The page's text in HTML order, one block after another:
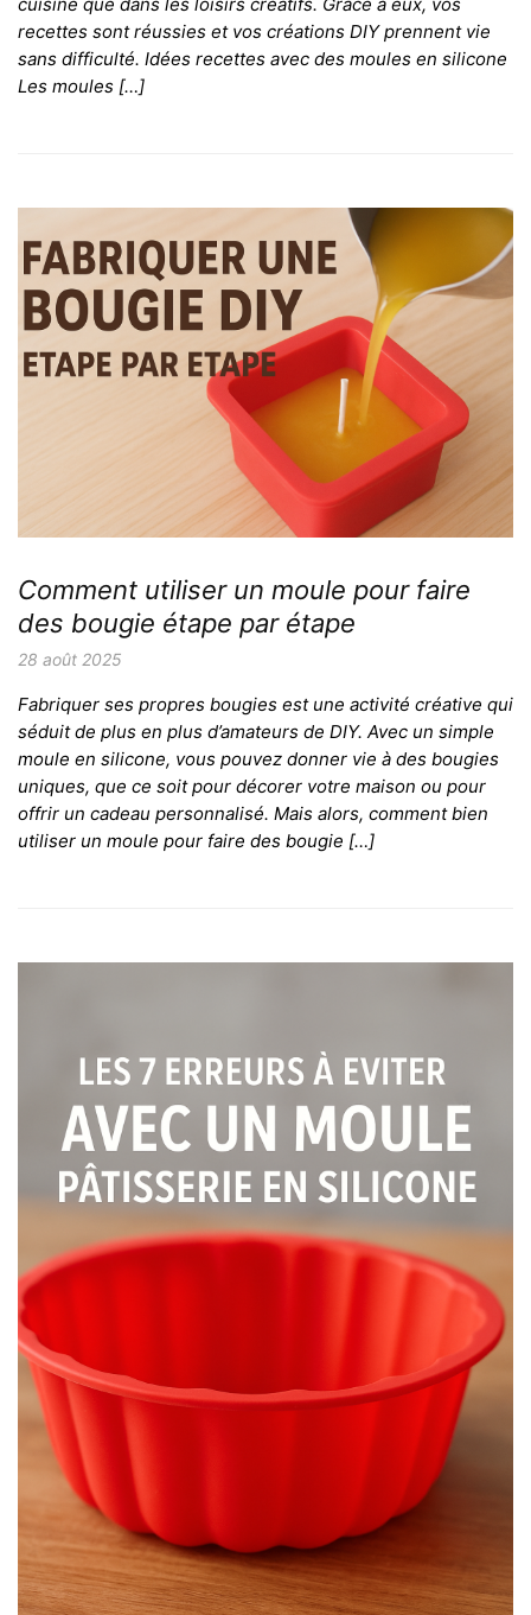
recettes sont réussies et vos créations DIY prennent vie
sans difficulté. Idées recettes avec des moules en silicone
Les moules […]
Comment utiliser un moule pour faire
des bougie étape par étape
28 août 2025
Fabriquer ses propres bougies est une activité créative qui
séduit de plus en plus d’amateurs de DIY. Avec un simple
moule en silicone, vous pouvez donner vie à des bougies
uniques, que ce soit pour décorer votre maison ou pour
offrir un cadeau personnalisé. Mais alors, comment bien
utiliser un moule pour faire des bougie […]